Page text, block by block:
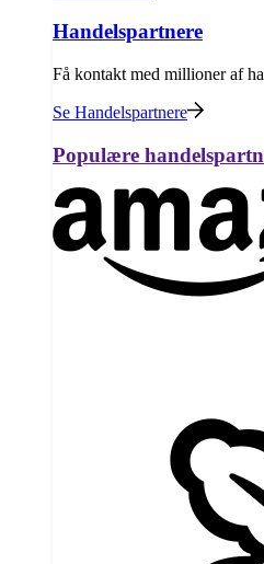
Handelspartnere
Få kontakt med millioner af
Se Handelspartnere
Populære